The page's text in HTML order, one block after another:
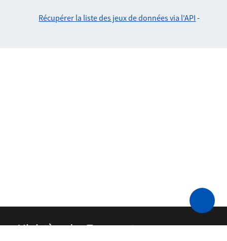
Récupérer la liste des jeux de données via l'API -
Ministère des Transports